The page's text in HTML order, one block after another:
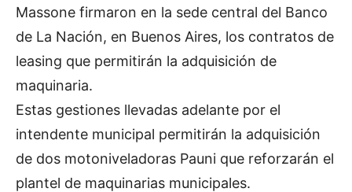
Massone firmaron en la sede central del Banco
de La Nación, en Buenos Aires, los contratos de
leasing que permitirán la adquisición de
maquinaria.
Estas gestiones llevadas adelante por el
intendente municipal permitirán la adquisición
de dos motoniveladoras Pauni que reforzarán el
plantel de maquinarias municipales.